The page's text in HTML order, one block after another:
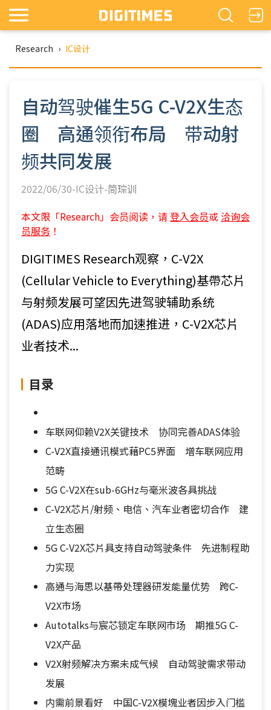
Research › IC设计
自动驾驶催生5G C-V2X生态
圈 高通领衔布局 带动射
频共同发展
2022/06/30-IC设计-简琮训
本文限「Research」会员阅读，请登入会员或 洽询会
员服务 ！
DIGITIMES Research观察，C-V2X
(Cellular Vehicle to Everything)基帶芯片
与射频发展可望因先进驾驶辅助系统
(ADAS)应用落地而加速推进，C-V2X芯片
业者技术...
目录
车联网仰赖V2X关键技术 协同完善ADAS体验
C-V2X直接通讯模式藉PC5界面 增车联网应用
范畴
5G C-V2X在sub-6GHz与毫米波各具挑战
C-V2X芯片/射频、电信、汽车业者密切合作 建
立生态圈
5G C-V2X芯片具支持自动驾驶条件 先进制程助
力实现
高通与海思以基帶处理器研发能量优势 跨C-
V2X市场
Autotalks与宸芯锁定车联网市场 期推5G C-
V2X产品
V2X射频解决方案未成气候 自动驾驶需求带动
发展
内需前景看好 中国C-V2X模塊业者因步入门槛